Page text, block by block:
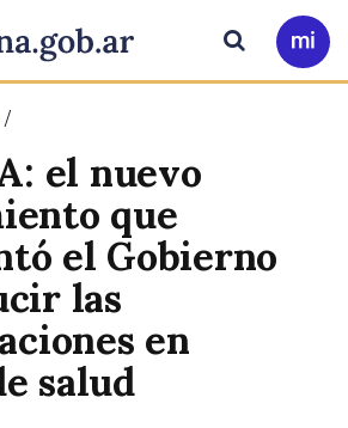
principal
Ir
a
Buscar
el nuevo
que
el Gobierno
las
en
salud